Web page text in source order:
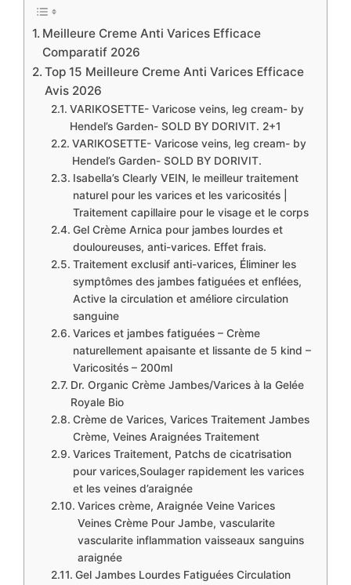
Meilleure Creme Anti Varices Efficace
Comparatif 2026
Top 15 Meilleure Creme Anti Varices Efficace
Avis 2026
VARIKOSETTE- Varicose veins, leg cream- by
Hendel’s Garden- SOLD BY DORIVIT. 2+1
VARIKOSETTE- Varicose veins, leg cream- by
Hendel’s Garden- SOLD BY DORIVIT.
Isabella’s Clearly VEIN, le meilleur traitement
naturel pour les varices et les varicosités |
Traitement capillaire pour le visage et le corps
Gel Crème Arnica pour jambes lourdes et
douloureuses, anti-varices. Effet frais.
Traitement exclusif anti-varices, Éliminer les
symptômes des jambes fatiguées et enflées,
Active la circulation et améliore circulation
sanguine
Varices et jambes fatiguées – Crème
naturellement apaisante et lissante de 5 kind –
Varicosités – 200ml
Dr. Organic Crème Jambes/Varices à la Gelée
Royale Bio
Crème de Varices, Varices Traitement Jambes
Crème, Veines Araignées Traitement
Varices Traitement, Patchs de cicatrisation
pour varices,Soulager rapidement les varices
et les veines d’araignée
Varices crème, Araignée Veine Varices
Veines Crème Pour Jambe, vascularite
vascularite inflammation vaisseaux sanguins
araignée
Gel Jambes Lourdes Fatiguées Circulation